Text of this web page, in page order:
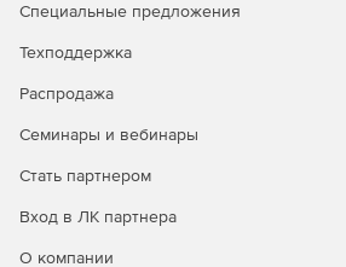
Специальные предложения
Техподдержка
Распродажа
Семинары и вебинары
Стать партнером
Вход в ЛК партнера
О компании